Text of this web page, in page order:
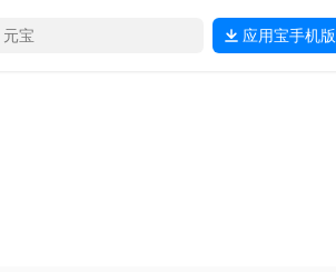
应用宝手机版